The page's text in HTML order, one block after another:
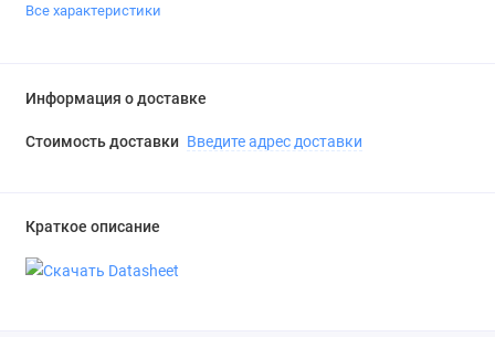
Все характеристики
Информация о доставке
Стоимость доставки Введите адрес доставки
Краткое описание